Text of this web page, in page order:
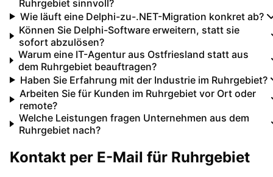
Ruhrgebiet sinnvoll?
Wie läuft eine Delphi-zu-.NET-Migration konkret ab?
Können Sie Delphi-Software erweitern, statt sie
sofort abzulösen?
Warum eine IT-Agentur aus Ostfriesland statt aus
dem Ruhrgebiet beauftragen?
Haben Sie Erfahrung mit der Industrie im Ruhrgebiet?
Arbeiten Sie für Kunden im Ruhrgebiet vor Ort oder
remote?
Welche Leistungen fragen Unternehmen aus dem
Ruhrgebiet nach?
Kontakt per E-Mail für Ruhrgebiet